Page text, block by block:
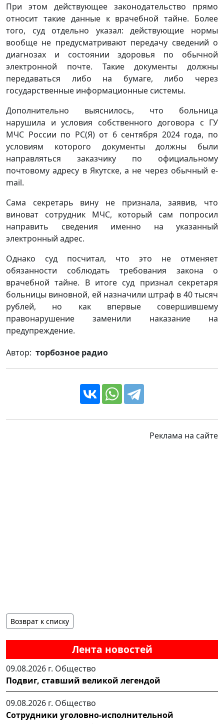
Лента новостей
09.08.2026 г. Общество
Подвиг, ставший великой легендой
09.08.2026 г. Общество
Сотрудники уголовно-исполнительной
При этом действующее законодательство прямо
относит такие данные к врачебной тайне. Более
того, суд отдельно указал: действующие нормы
вообще не предусматривают передачу сведений о
диагнозах и состоянии здоровья по обычной
электронной почте. Такие документы должны
передаваться либо на бумаге, либо через
государственные информационные системы.
Дополнительно выяснилось, что больница
нарушила и условия собственного договора с ГУ
МЧС России по РС(Я) от 6 сентября 2024 года, по
условиям которого документы должны были
направляться заказчику по официальному
почтовому адресу в Якутске, а не через обычный e-
mail.
Сама секретарь вину не признала, заявив, что
виноват сотрудник МЧС, который сам попросил
направить сведения именно на указанный
электронный адрес.
Однако суд посчитал, что это не отменяет
обязанности соблюдать требования закона о
врачебной тайне. В итоге суд признал секретаря
больницы виновной, ей назначили штраф в 40 тысяч
рублей, но как впервые совершившему
правонарушение заменили наказание на
предупреждение.
Автор: торбозное радио
Реклама на сайте
Возврат к списку